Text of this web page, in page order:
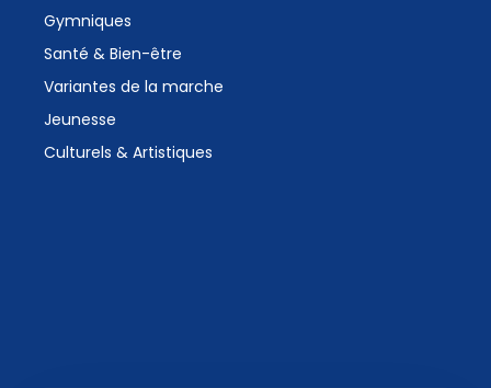
Gymniques
Santé & Bien-être
Variantes de la marche
Jeunesse
Culturels & Artistiques